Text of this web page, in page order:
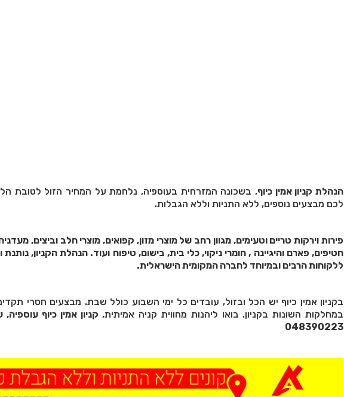
הנהלת קניון אמין כיוף, בשכונה המזרחית בעוספיה, נלחמת על המחיר הזול לטובת
לכם מבצעים נוספים, ללא התניות וללא הגבלות.
פירות וירקות טריים וטעימים, מגוון רחב של מוצרי מזון, קפואים, מוצרי חלב וביצים,
חטיפים, פארם והיגיינה , חומרי ניקוי, כלי בית, בישום, טיפוח ועוד. הנהלת הקניון,
ללקוחות הרבים ובמיוחד לחברה המקומית הישראלית.
בקניון אמין כיוף יש הכל ובזול, עובדים כל ימי השבוע כולל שבת. מבצעים חסרי
במחלקות השונות בקניון. בואו ליהנות מחווית קניה אמיתית, קניון אמין כיוף
048390223